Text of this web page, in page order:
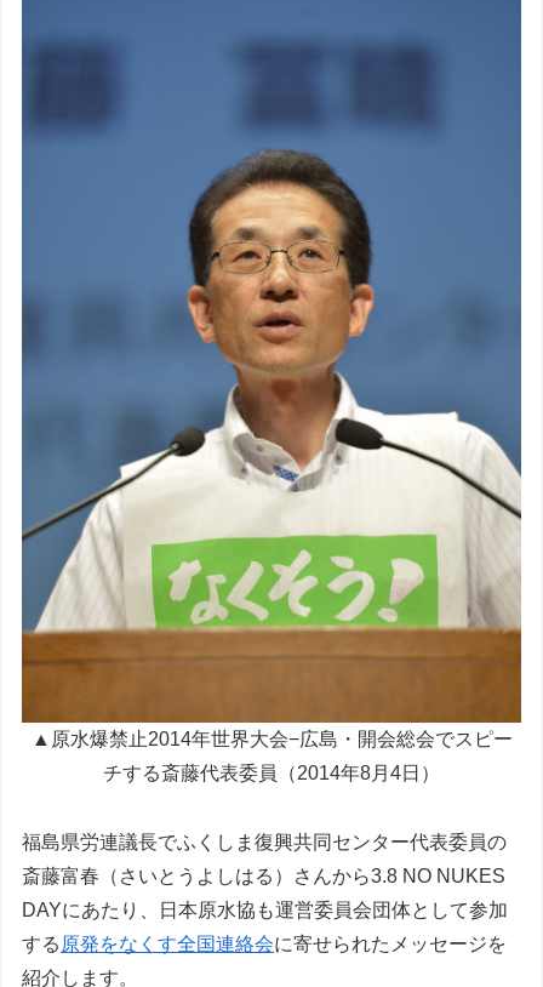
▲原水爆禁止2014年世界大会−広島・開会総会でスピー
チする斎藤代表委員（2014年8月4日）
福島県労連議長でふくしま復興共同センター代表委員の
斎藤富春（さいとうよしはる）さんから3.8 NO NUKES
DAYにあたり、日本原水協も運営委員会団体として参加
する 原発をなくす全国連絡会に寄せられたメッセージを
紹介します。